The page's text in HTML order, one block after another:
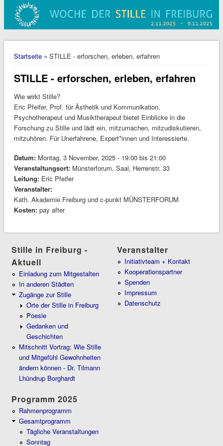
Sie sind hier
Startseite» STILLE - erforschen, erleben, erfahren
STILLE - erforschen, erleben, erfahren
Wie wirkt Stille?
Eric Pfeifer, Prof. für Ästhetik und Kommunikation,
Psychotherapeut und Musiktherapeut bietet Einblicke in die
Forschung zu Stille und lädt ein, mitzumachen, mitzudiskutieren,
mitzuhören. Für Unerfahrene, Expert*innen und Interessierte.
Datum: Montag, 3 November, 2025 - 19:00bis 21:00
Veranstaltungsort: Münsterforum, Saal, Herrenstr. 33
Leitung: Eric Pfeifer
Veranstalter:
Kath. Akademie Freiburg und c-punkt MÜNSTERFORUM
Kosten: pay after
Stille in Freiburg -
Aktuell
Einladung zum Mitgestalten
In anderen Städten
Zugänge zur Stille
Orte der Stille in Freiburg
Poesie
Gedanken und
Geschichten
Mitschnitt Vortrag: Wie Stille
und Mitgefühl Gewohnheiten
ändern können - Dr. Tilmann
Lhündrup Borghardt
Programm 2025
Rahmenprogramm
Gesamtprogramm
Tägliche Veranstaltungen
Sonntag
Veranstalter
Initiativteam + Kontakt
Kooperationspartner
Spenden
Impressum
Datenschutz